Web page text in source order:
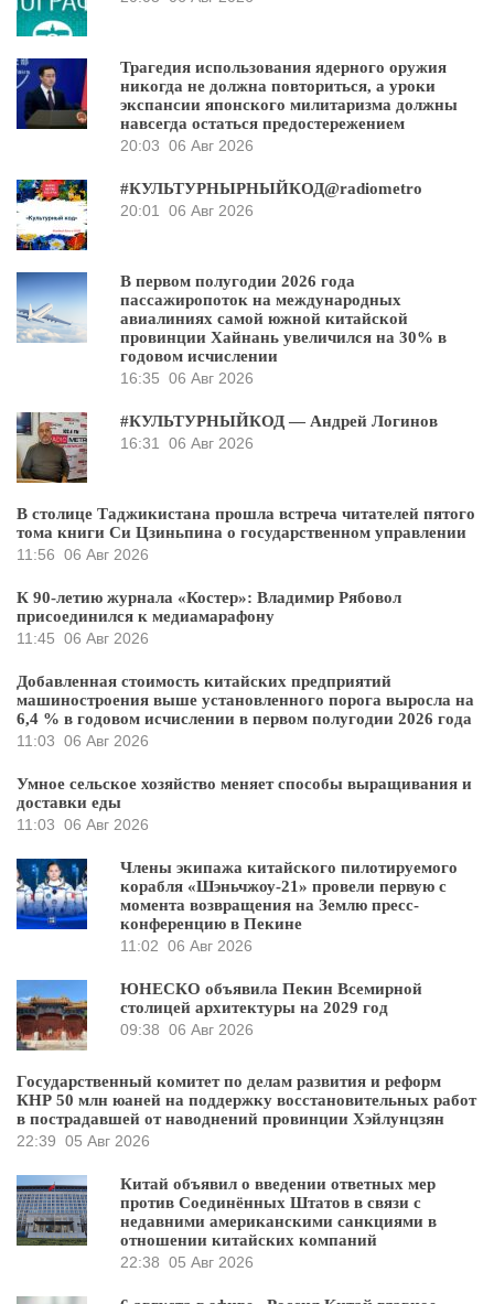
Трагедия использования ядерного оружия
никогда не должна повториться, а уроки
экспансии японского милитаризма должны
навсегда остаться предостережением
20:03 06 Авг 2026
#КУЛЬТУРНЫРНЫЙКОД@radiometro
20:01 06 Авг 2026
В первом полугодии 2026 года
пассажиропоток на международных
авиалиниях самой южной китайской
провинции Хайнань увеличился на 30% в
годовом исчислении
16:35 06 Авг 2026
#КУЛЬТУРНЫЙКОД — Андрей Логинов
16:31 06 Авг 2026
В столице Таджикистана прошла встреча читателей пятого
тома книги Си Цзиньпина о государственном управлении
11:56 06 Авг 2026
К 90-летию журнала «Костер»: Владимир Рябовол
присоединился к медиамарафону
11:45 06 Авг 2026
Добавленная стоимость китайских предприятий
машиностроения выше установленного порога выросла на
6,4 % в годовом исчислении в первом полугодии 2026 года
11:03 06 Авг 2026
Умное сельское хозяйство меняет способы выращивания и
доставки еды
11:03 06 Авг 2026
Члены экипажа китайского пилотируемого
корабля «Шэньчжоу-21» провели первую с
момента возвращения на Землю пресс-
конференцию в Пекине
11:02 06 Авг 2026
ЮНЕСКО объявила Пекин Всемирной
столицей архитектуры на 2029 год
09:38 06 Авг 2026
Государственный комитет по делам развития и реформ
КНР 50 млн юаней на поддержку восстановительных работ
в пострадавшей от наводнений провинции Хэйлунцзян
22:39 05 Авг 2026
Китай объявил о введении ответных мер
против Соединённых Штатов в связи с
недавними американскими санкциями в
отношении китайских компаний
22:38 05 Авг 2026